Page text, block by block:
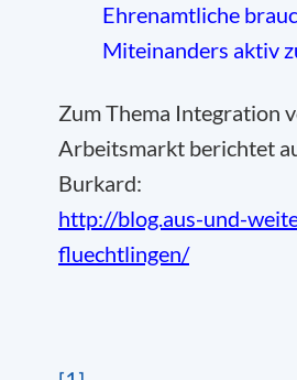
Ehrenamtliche
Miteinanders aktiv
Zum Thema Integration
Arbeitsmarkt berichtet
Burkard:
http://blog.aus-und-
fluechtlingen/